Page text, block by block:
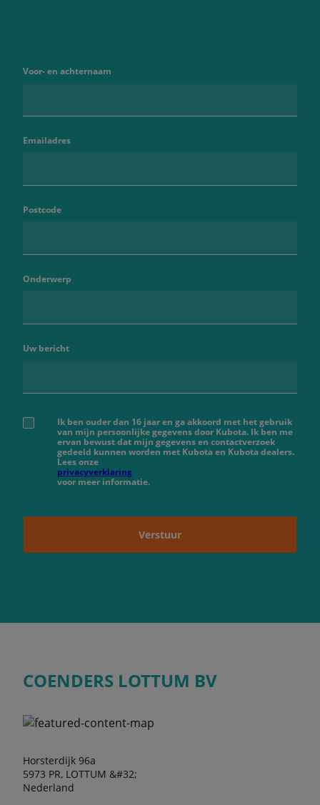
Voor- en achternaam
Emailadres
Postcode
Onderwerp
Uw bericht
Ik ben ouder dan 16 jaar en ga akkoord met het gebruik
van mijn persoonlijke gegevens door Kubota. Ik ben me
ervan bewust dat mijn gegevens en contactverzoek
gedeeld kunnen worden met Kubota en Kubota dealers.
Lees onze
privacyverklaring
voor meer informatie.
Verstuur
COENDERS LOTTUM BV
Horsterdijk 96a
5973 PR, LOTTUM &#32;
Nederland